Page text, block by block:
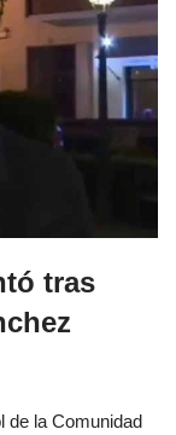
tras
de la Comunidad